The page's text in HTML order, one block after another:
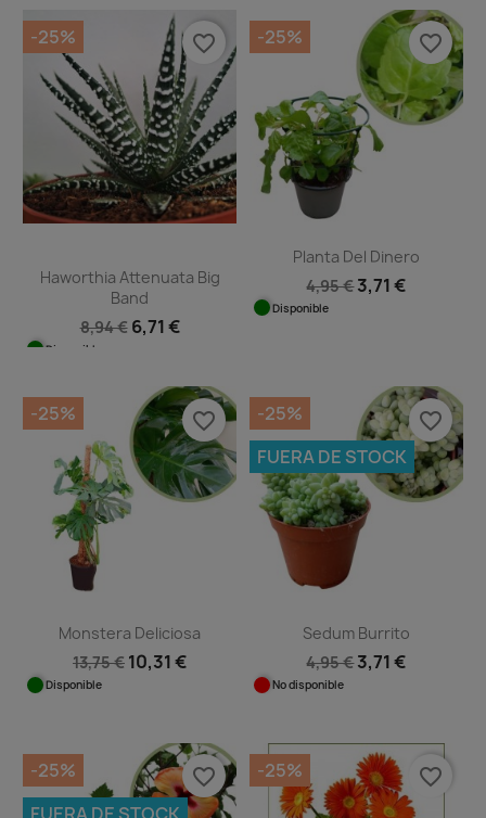
Haworthia Attenuata Big
Band
8,94 € 6,71 €
Disponible
-25% favorite_border
Planta Del Dinero
4,95 €3,71 €
Disponible
-25% favorite_border
Monstera Deliciosa
13,75 € 10,31 €
Disponible
-25% favorite_border
Sedum Burrito
4,95 €3,71 €
No disponible
-25%
FUERA DE STOCK
favorite_border
-25%
favorite_border -25% favorite_border